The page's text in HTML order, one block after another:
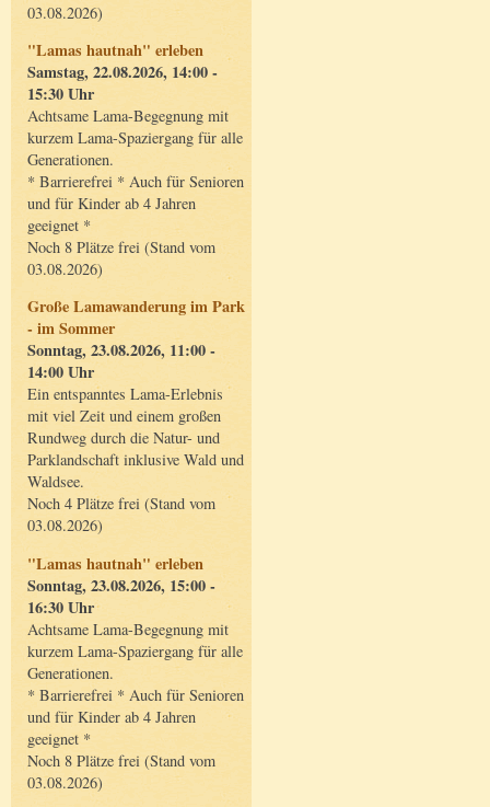
03.08.2026)
"Lamas hautnah" erleben
Samstag, 22.08.2026, 14:00 -
15:30 Uhr
Achtsame Lama-Begegnung mit
kurzem Lama-Spaziergang für alle
Generationen.
* Barrierefrei * Auch für Senioren
und für Kinder ab 4 Jahren
geeignet *
Noch 8 Plätze frei (Stand vom
03.08.2026)
Große Lamawanderung im Park
- im Sommer
Sonntag, 23.08.2026, 11:00 -
14:00 Uhr
Ein entspanntes Lama-Erlebnis
mit viel Zeit und einem großen
Rundweg durch die Natur- und
Parklandschaft inklusive Wald und
Waldsee.
Noch 4 Plätze frei (Stand vom
03.08.2026)
"Lamas hautnah" erleben
Sonntag, 23.08.2026, 15:00 -
16:30 Uhr
Achtsame Lama-Begegnung mit
kurzem Lama-Spaziergang für alle
Generationen.
* Barrierefrei * Auch für Senioren
und für Kinder ab 4 Jahren
geeignet *
Noch 8 Plätze frei (Stand vom
03.08.2026)